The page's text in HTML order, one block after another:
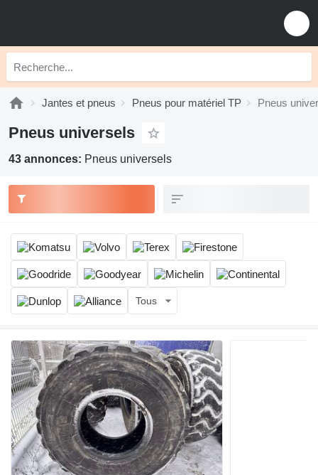
Jantes et pneus Pneus pour matériel TP Pneus
Pneus universels
43 annonces: Pneus universels
Tous